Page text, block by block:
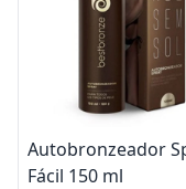
Autobronzeador
Fácil 150 ml